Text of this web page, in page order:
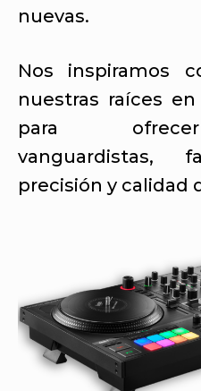
nuevas.
Nos inspiramos
nuestras raíces
para
vanguardistas,
precisión y calidad